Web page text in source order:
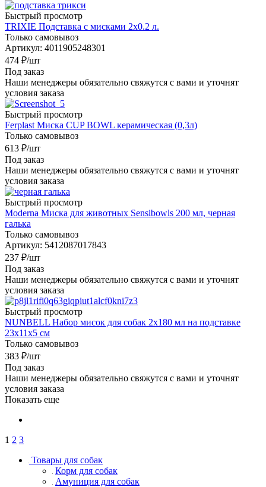
Быстрый просмотр
TRIXIE Подставка с мисками 2х0.2 л.
Только самовывоз
Артикул: 4011905248301
474 ₽/шт
Под заказ
Наши менеджеры обязательно свяжутся с вами и уточнят
условия заказа
Быстрый просмотр
Ferplast Миска CUP BOWL керамическая (0,3л)
Только самовывоз
613 ₽/шт
Под заказ
Наши менеджеры обязательно свяжутся с вами и уточнят
условия заказа
Быстрый просмотр
Moderna Миска для животных Sensibowls 200 мл, черная
галька
Только самовывоз
Артикул: 5412087017843
237 ₽/шт
Под заказ
Наши менеджеры обязательно свяжутся с вами и уточнят
условия заказа
Быстрый просмотр
NUNBELL Набор мисок для собак 2х180 мл на подставке
23х11х5 см
Только самовывоз
383 ₽/шт
Под заказ
Наши менеджеры обязательно свяжутся с вами и уточнят
условия заказа
Показать еще
1 2 3
Товары для собак
Корм для собак
Амуниция для собак